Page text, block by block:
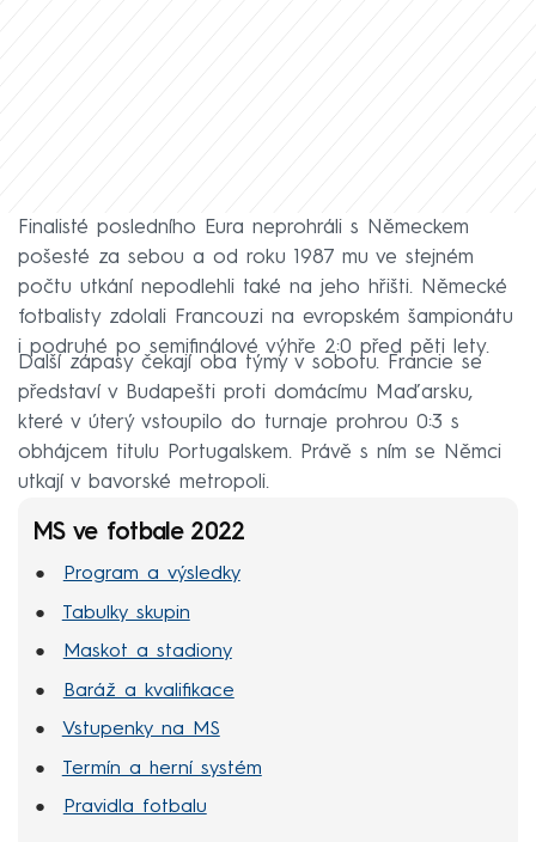
Finalisté posledního Eura neprohráli s Německem
pošesté za sebou a od roku 1987 mu ve stejném
počtu utkání nepodlehli také na jeho hřišti. Německé
fotbalisty zdolali Francouzi na evropském šampionátu
i podruhé po semifinálové výhře 2:0 před pěti lety.
Další zápasy čekají oba týmy v sobotu. Francie se
představí v Budapešti proti domácímu Maďarsku,
které v úterý vstoupilo do turnaje prohrou 0:3 s
obhájcem titulu Portugalskem. Právě s ním se Němci
utkají v bavorské metropoli.
MS ve fotbale 2022
Program a výsledky
Tabulky skupin
Maskot a stadiony
Baráž a kvalifikace
Vstupenky na MS
Termín a herní systém
Pravidla fotbalu